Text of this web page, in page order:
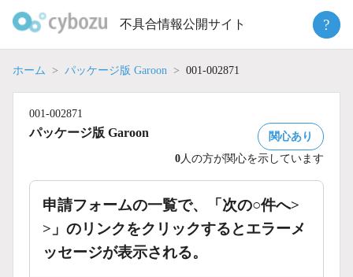
不具合情報公開サイト ?
ホーム パッケージ版 Garoon 001-002871
001-002871
パッケージ版 Garoon
関心あり
0 人の方が関心を示しています
申請フォームの一覧で、「次の○件へ>
>」のリンクをクリックするとエラーメ
ッセージが表示される。